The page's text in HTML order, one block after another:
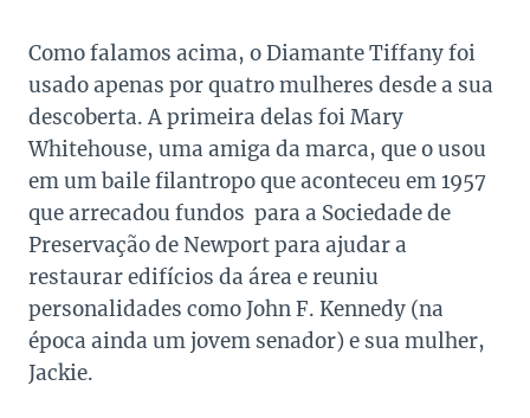
Como falamos acima, o Diamante Tiffany foi
usado apenas por quatro mulheres desde a sua
descoberta. A primeira delas foi Mary
Whitehouse, uma amiga da marca, que o usou
em um baile filantropo que aconteceu em 1957
que arrecadou fundos para a Sociedade de
Preservação de Newport para ajudar a
restaurar edifícios da área e reuniu
personalidades como John F. Kennedy (na
época ainda um jovem senador) e sua mulher,
Jackie.